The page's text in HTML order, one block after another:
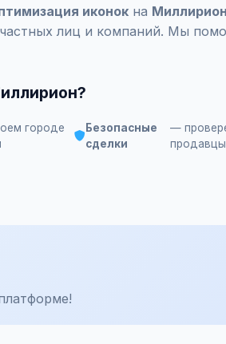
иконок на Миллирион
лиц и компаний. Мы
городе
Безопасные
сделки
—